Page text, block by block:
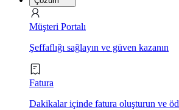
Müşteri Portalı
Şeffaflığı sağlayın ve güven kazanın
Fatura
Dakikalar içinde fatura oluşturun ve